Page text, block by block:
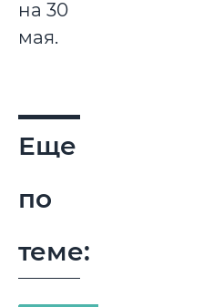
на 30
мая.
Еще
по
теме: